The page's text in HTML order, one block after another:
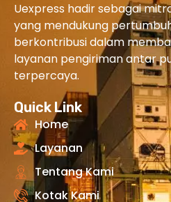
Uexpress hadir sebagai
yang mendukung
berkontribusi dalam
layanan pengiriman antar
terpercaya.
Quick Link
Home
Layanan
Tentang Kami
Kotak Kami